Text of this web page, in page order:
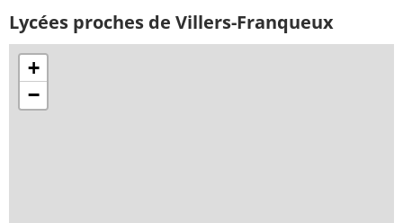
Lycées proches de Villers-Franqueux
+
−